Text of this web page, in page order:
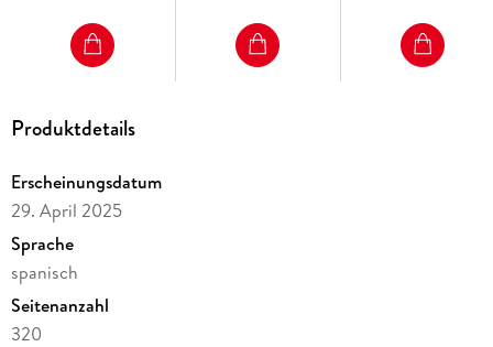
Produktdetails
Erscheinungsdatum
29. April 2025
Sprache
spanisch
Seitenanzahl
320